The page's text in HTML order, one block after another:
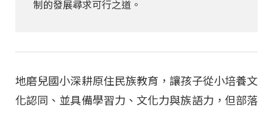
制的發展尋求可行之道。
地磨兒國小深耕原住民族教育，讓孩子從小培養文
化認同、並具備學習力、文化力與族語力，但部落